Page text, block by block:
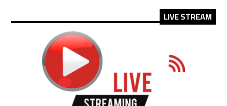
LIVE STREAM